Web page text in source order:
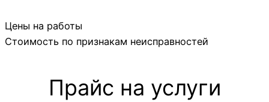
Цены на работы
Стоимость по признакам неисправностей
Прайс на услуги